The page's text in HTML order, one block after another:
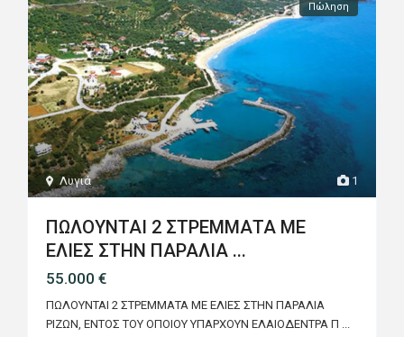
1
Λυγιά
Πώληση
ΠΩΛΟΥΝΤΑΙ 2 ΣΤΡΕΜΜΑΤΑ ΜΕ
ΕΛΙΕΣ ΣΤΗΝ ΠΑΡΑΛΙΑ ...
55.000 €
ΠΩΛΟΥΝΤΑΙ 2 ΣΤΡΕΜΜΑΤΑ ΜΕ ΕΛΙΕΣ ΣΤΗΝ ΠΑΡΑΛΙΑ
ΡΙΖΩΝ, ΕΝΤΟΣ ΤΟΥ ΟΠΟΙΟΥ ΥΠΑΡΧΟΥΝ ΕΛΑΙΟΔΕΝΤΡΑ Π ...